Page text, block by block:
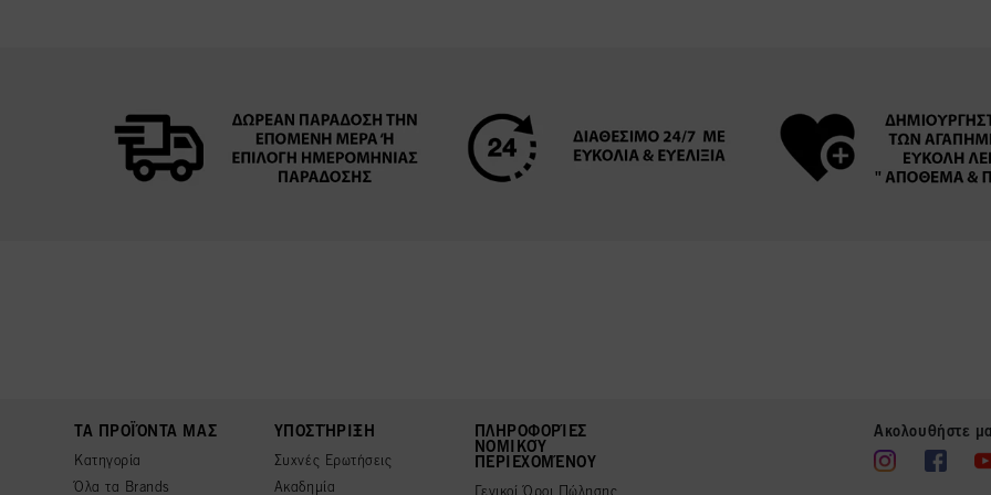
ΤΑ ΠΡΟΪΌΝΤΑ ΜΑΣ
Κατηγορία
Όλα τα Brands
ΥΠΟΣΤΉΡΙΞΗ
Συχνές Ερωτήσεις
Ακαδημία
ΠΛΗΡΟΦΟΡΊΕΣ
ΝΟΜΙΚΟΎ
ΠΕΡΙΕΧΟΜΈΝΟΥ
Γενικοί Όροι Πώλησης
Ακολουθήστε